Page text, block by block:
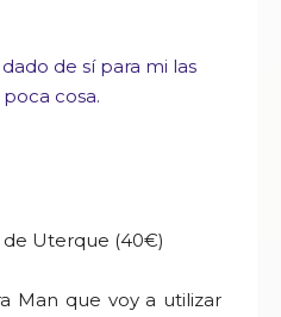
de sí para mi las
poca cosa.
Uterque (40€)
Man que voy a utilizar